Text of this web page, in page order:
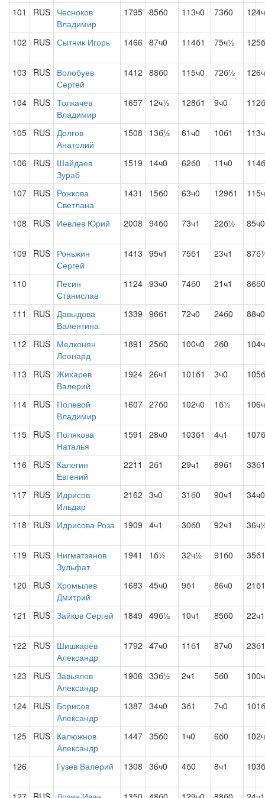
101 RUS Чесноков
Владимир
1795 85б0 113ч0 73б0
102 RUS Сытник Игорь 1466 87ч0 114б1 75ч½
103 RUS Волобуев
Сергей
1412 88б0 115ч0 72б½
104 RUS Толкачев
Владимир
1657 12ч½ 128б1 9ч0
105 RUS Долгов
Анатолий
1508 13б½ 61ч0 10б1
106 RUS Шайдаев
Зураб
1519 14ч0 62б0 11ч0
107 RUS Рожкова
Светлана
1431 15б0 63ч0 129б1
108 RUS Иевлев Юрий 2008 94б0 73ч1 22б½ 85ч0
109 RUS Роньжин
Сергей
1413 95ч1 75б1 23ч1
110
Песин
Станислав
1124 93ч0 74б0 21ч1 86б0
111 RUS Давыдова
Валентина
1339 96б1 72ч0 24б0 88ч0
112 RUS Мелконян
Леонард
1891 25б0 100ч0 2б0
113 RUS Жихарев
Валерий
1924 26ч1 101б1 3ч0
114 RUS Полевой
Владимир
1607 27б0 102ч0 1б½
115 RUS Полякова
Наталья
1591 28ч0 103б1 4ч1
116 RUS Калегин
Евгений
2211 2б1 29ч1 89б1 33б1
117 RUS Идрисов
Ильдар
2162 3ч0 31б0 90ч1 34ч0
118 RUS Идрисова Роза 1909 4ч1 30б0 92ч1
119 RUS Нигматзянов
Зульфат
1941 1б½ 32ч½ 91б0 35б1
120 RUS Хромылев
Дмитрий
1683 45ч0 9б1 86ч0 21б1
121 RUS Зайков Сергей 1849 49б½ 10ч1 85б0 22ч1
122 RUS Шишкарёв
Александр
1792 47ч0 11б1 87ч0 23б1
123 RUS Завьялов
Александр
1906 33б½ 2ч1 5б0
124 RUS Борисов
Александр
1387 34ч0 3б1 7ч0
125 RUS Калюжнов
Александр
1447 35б0 1ч0 6б0
126 Гузев Валерий 1308 36ч0 4б0 8ч1